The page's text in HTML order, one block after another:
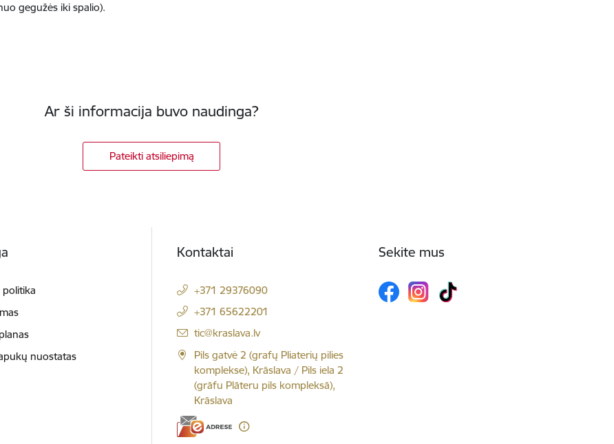
gegužės iki spalio).
Ar ši informacija buvo naudinga?
Pateikti atsiliepimą
politika
nuostatas
Kontaktai
+371 29376090
+371 65622201
El. paštas:
tic@kraslava.lv
Pils gatvė 2 (grafų Pliaterių pilies
komplekse), Krāslava / Pils iela 2
(grāfu Plāteru pils kompleksā),
Krāslava
Sekite mus